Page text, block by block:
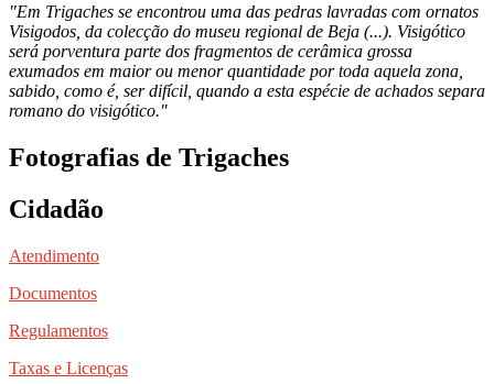
"Em Trigaches se encontrou uma das pedras lavradas com ornatos
Visigodos, da colecção do museu regional de Beja (...). Visigótico
será porventura parte dos fragmentos de cerâmica grossa
exumados em maior ou menor quantidade por toda aquela zona,
sabido, como é, ser difícil, quando a esta espécie de achados separa
romano do visigótico."
Fotografias de Trigaches
Cidadão
Atendimento
Documentos
Regulamentos
Taxas e Licenças